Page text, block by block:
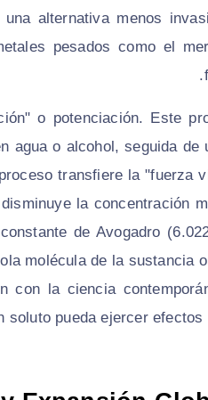
alternativa menos
pesados como el
o potenciación. Este
agua o alcohol, seguida de
transfiere la "fuerza
la concentración
de Avogadro
molécula de la sustancia
la ciencia
pueda ejercer efectos